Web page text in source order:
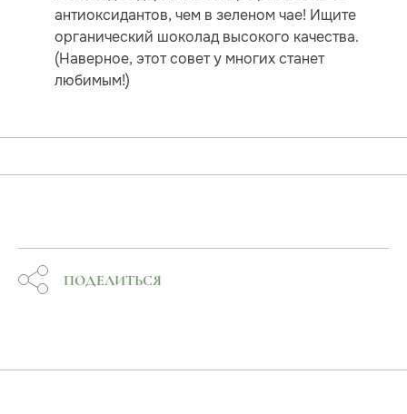
антиоксидантов, чем в зеленом чае! Ищите
органический шоколад высокого качества.
(Наверное, этот совет у многих станет
любимым!)
ПОДЕЛИТЬСЯ